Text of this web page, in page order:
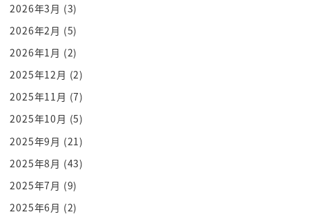
そしてこれをどういう風に引き出すのか2
つあります1個目はですねさっきの
オレオレ詐欺的な感じですねシンプルに
聞いてくるってやつですね
はい何が大事か分かってなさそうだから
シンプルに聞いてくるよく銀行とかでもね
銀行の窓口で係員が
決して教えないでくださいって
係員を装ってさ大丈夫ですか何かお手伝い
することありますか言ってさ
2026年3月 (3)
2026年2月 (5)
2026年1月 (2)
2025年12月 (2)
2025年11月 (7)
2025年10月 (5)
2025年9月 (21)
2025年8月 (43)
2025年7月 (9)
2025年6月 (2)